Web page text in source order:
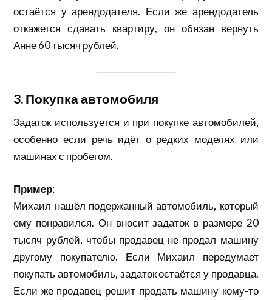
остаётся у арендодателя. Если же арендодатель
откажется сдавать квартиру, он обязан вернуть
Анне 60 тысяч рублей.
3. Покупка автомобиля
Задаток используется и при покупке автомобилей,
особенно если речь идёт о редких моделях или
машинах с пробегом.
Пример:
Михаил нашёл подержанный автомобиль, который
ему понравился. Он вносит задаток в размере 20
тысяч рублей, чтобы продавец не продал машину
другому покупателю. Если Михаил передумает
покупать автомобиль, задаток остаётся у продавца.
Если же продавец решит продать машину кому-то